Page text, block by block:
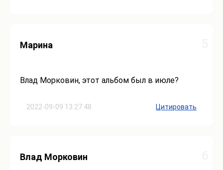
2022-09-09 13:27:48
Марина
Влад Морковин, этот альбом был в июле?
Цитировать
Влад Морковин